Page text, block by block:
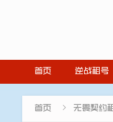
首页 逆战租号
首页  无畏契约